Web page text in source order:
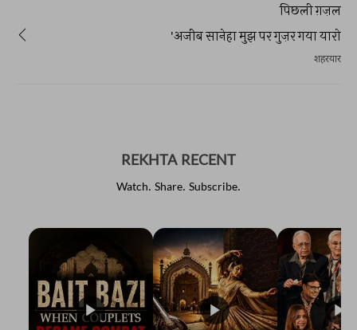
पिछली ग़ज़ल
'अजीब सानेहा मुझ पर गुज़र गया यारो
शहरयार
REKHTA RECENT
Watch. Share. Subscribe.